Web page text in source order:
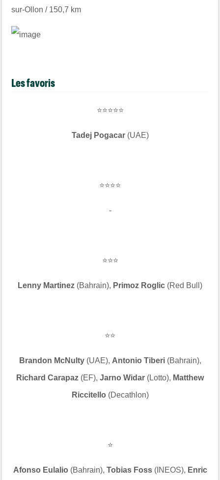
sur-Ollon / 150,7 km
Les favoris
⭐⭐⭐⭐⭐
Tadej Pogacar(UAE)
⭐⭐⭐⭐
-
⭐⭐⭐
Lenny Martinez (Bahrain), Primoz Roglic (Red Bull)
⭐⭐
Brandon McNulty(UAE), Antonio Tiberi(Bahrain),
Richard Carapaz (EF), Jarno Widar (Lotto), Matthew
Riccitello (Decathlon)
⭐
Afonso Eulalio (Bahrain), Tobias Foss(INEOS), Enric